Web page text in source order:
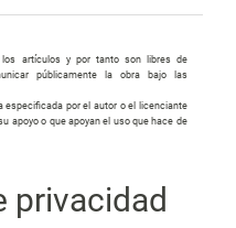
artículos y por tanto son libres de
públicamente la obra bajo las
especificada por el autor o el licenciante
apoyo o que apoyan el uso que hace de
privacidad